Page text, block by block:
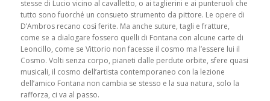
stesse di Lucio vicino al cavalletto, o ai taglierini e ai punteruoli che
tutto sono fuorché un consueto strumento da pittore. Le opere di
D’Ambros recano così ferite. Ma anche suture, tagli e fratture,
come se a dialogare fossero quelli di Fontana con alcune carte di
Leoncillo, come se Vittorio non facesse il cosmo ma l’essere lui il
Cosmo. Volti senza corpo, pianeti dalle perdute orbite, sfere quasi
musicali, il cosmo dell’artista contemporaneo con la lezione
dell’amico Fontana non cambia se stesso e la sua natura, solo la
rafforza, ci va al passo.